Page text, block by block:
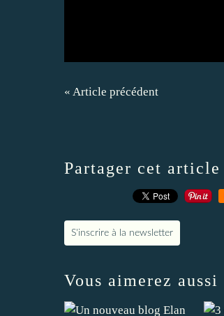
« Article précédent
Partager cet article
S'inscrire à la newsletter
Vous aimerez aussi